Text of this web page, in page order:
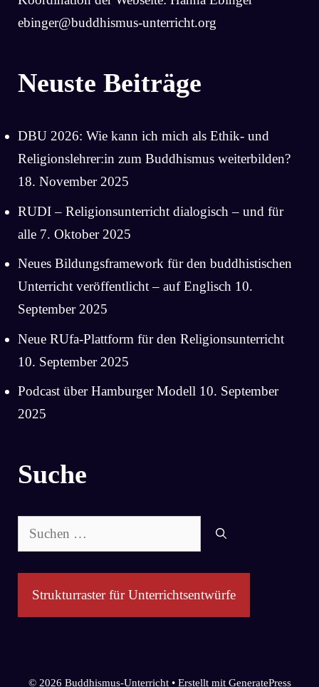
ebinger@buddhismus-unterricht.org
Neuste Beiträge
DBU 2026: Wie kann ich mich als Ethik- und
Religionslehrer:in zum Buddhismus weiterbilden?
18. November 2025
RUDI – Religionsunterricht dialogisch – und für
alle 7. Oktober 2025
Neues Bildungsframework für den buddhistischen
Unterricht veröffentlicht – auf Englisch 10.
September 2025
Neue RUfa-Plattform für den Religionsunterricht
10. September 2025
Podcast über Hamburger Modell 10. September
2025
Suche
Suchen
nach:
Strukturraster für Unterrichtsentwürfe
© 2026 Buddhismus-Unterricht• Erstellt mit GeneratePress